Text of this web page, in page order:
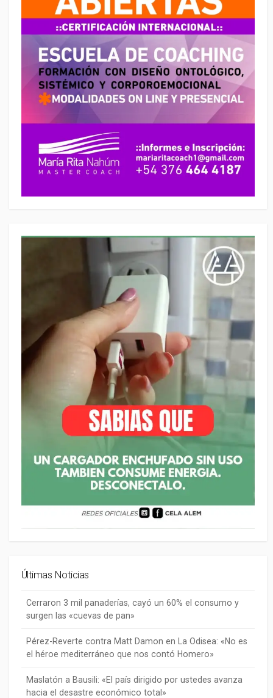
Últimas Noticias
Cerraron 3 mil panaderías, cayó un 60% el consumo y
surgen las «cuevas de pan»
Pérez-Reverte contra Matt Damon en La Odisea: «No es
el héroe mediterráneo que nos contó Homero»
Maslatón a Bausili: «El país dirigido por ustedes avanza
hacia el desastre económico total»